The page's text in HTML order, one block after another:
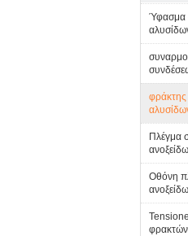
Ύφασμα
Πλέγμα
Οθόνη
φρακτών